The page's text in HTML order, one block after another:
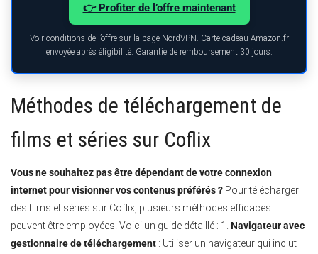
👉 Profiter de l’offre maintenant
Voir conditions de l’offre sur la page NordVPN. Carte cadeau Amazon.fr
envoyée après éligibilité. Garantie de remboursement 30 jours.
Méthodes de téléchargement de
films et séries sur Coflix
Vous ne souhaitez pas être dépendant de votre connexion
internet pour visionner vos contenus préférés ? Pour télécharger
des films et séries sur Coflix, plusieurs méthodes efficaces
peuvent être employées. Voici un guide détaillé : 1. Navigateur avec
gestionnaire de téléchargement : Utiliser un navigateur qui inclut